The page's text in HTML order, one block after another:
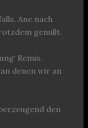
Ane nach
genullt.
Remis.
denen wir an
den